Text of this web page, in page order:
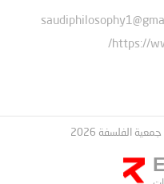
https://
الفلسفة 2026